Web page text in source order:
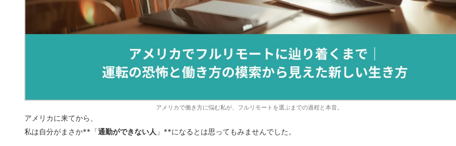
アメリカで働き方に悩む私が、フルリモートを選ぶまでの過程と本音。
アメリカに来てから、
私は自分がまさか**「通勤ができない人 」**になるとは思ってもみませんでした。